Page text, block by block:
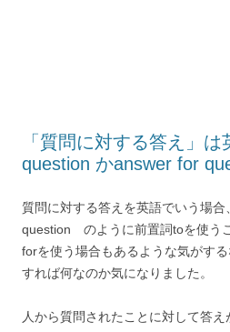
「質問に対する答え」
question かanswer for
質問に対する答えを英語でいう場
question のように前置詞toを使う
forを使う場合もあるような気がす
すれば何なのか気になりました。
人から質問されたことに対して答え